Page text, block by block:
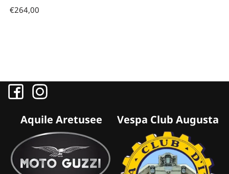
€264,00
Aquile Aretusee Vespa Club Augusta